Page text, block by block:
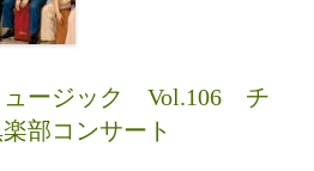
ュージック Vol.106 チ
部コンサート